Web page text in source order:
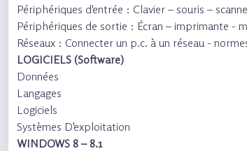
Périphériques d'entrée : Clavier – souris –
Périphériques de sortie : Écran – imprimante -
Réseaux : Connecter un p.c. à un réseau -
LOGICIELS (Software)
Données
Langages
Logiciels
Systèmes D'exploitation
WINDOWS 8 – 8.1